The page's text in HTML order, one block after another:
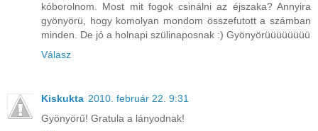
kóborolnom. Most mit fogok csinálni az éjszaka? Annyira
gyönyörü, hogy komolyan mondom összefutott a számban
minden. De jó a holnapi szülinaposnak :) Gyönyörüüüüüüüü
Válasz
Kiskukta 2010. február 22. 9:31
Gyönyörű! Gratula a lányodnak!